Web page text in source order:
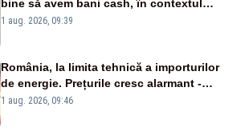
bine să avem bani cash, în contextul
alertei energetice?
1 aug. 2026, 09:39
România, la limita tehnică a importurilor
de energie. Prețurile cresc alarmant -
Analiză Realitatea Plus
1 aug. 2026, 09:46